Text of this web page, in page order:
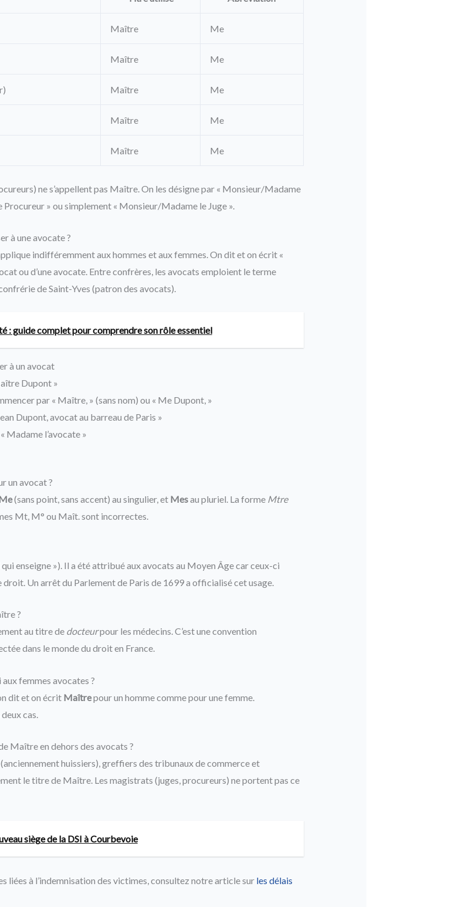
Maître Me
Maître Me
Maître Me
Maître Me
Maître Me
ne s’appellent pas Maître. On les désigne par « Monsieur/Madame
» ou simplement « Monsieur/Madame le Juge ».
à une avocate ?
indifféremment aux hommes et aux femmes. On dit et on écrit «
ou d’une avocate. Entre confrères, les avocats emploient le terme
de Saint-Yves (patron des avocats).
: guide complet pour comprendre son rôle essentiel
à un avocat
Dupont »
par « Maître, » (sans nom) ou « Me Dupont, »
Dupont, avocat au barreau de Paris »
Madame l’avocate »
un avocat ?
(sans point, sans accent) au singulier, et Mesau pluriel. La forme Mtre
Mt, M° ou Maît. sont incorrectes.
enseigne »). Il a été attribué aux avocats au Moyen Âge car ceux-ci
Un arrêt du Parlement de Paris de 1699 a officialisé cet usage.
?
au titre de docteurpour les médecins. C’est une convention
dans le monde du droit en France.
femmes avocates ?
dit et on écrit Maîtrepour un homme comme pour une femme.
cas.
Maître en dehors des avocats ?
huissiers), greffiers des tribunaux de commerce et
le titre de Maître. Les magistrats (juges, procureurs) ne portent pas ce
siège de la DSI à Courbevoie
liées à l’indemnisation des victimes, consultez notre article sur les délais